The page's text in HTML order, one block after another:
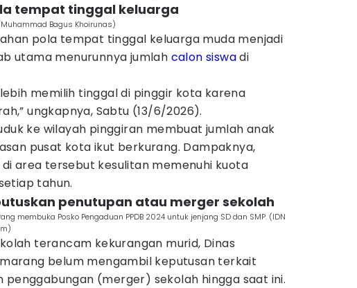
tempat tinggal keluarga
Muhammad Bagus Khoirunas)
pola tempat tinggal keluarga muda menjadi
utama menurunnya jumlah calon siswadi
memilih tinggal di pinggir kota karena
ungkapnya, Sabtu (13/6/2026).
ke wilayah pinggiran membuat jumlah anak
pusat kota ikut berkurang. Dampaknya,
di area tersebut kesulitan memenuhi kuota
tahun.
penutupan atau merger sekolah
membuka Posko Pengaduan PPDB 2024 untuk jenjang SD dan SMP. (IDN
terancam kekurangan murid, Dinas
belum mengambil keputusan terkait
penggabungan (merger) sekolah hingga saat ini.